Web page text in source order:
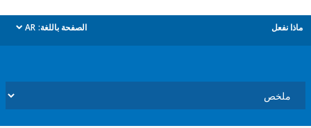
الصفحة باللغة: AR
dropdown